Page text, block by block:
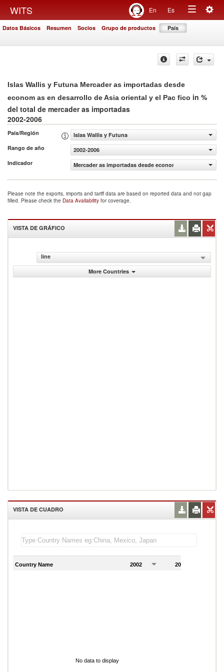
WITS En Es
Toggle
Datos Básicos Resumen Socios Grupo de productos País
Islas Wallis y Futuna Mercader as importadas desde
econom as en desarrollo de Asia oriental y el Pac fico in %
del total de mercader as importadas
2002-2006
País/Región
Islas Wallis y Futuna
Rango de año
2002-2006
Indicador
Mercader as importadas desde econom as en
Please note the exports, imports and tariff data are based on reported data and not gap
filled. Please check the Data Availability for coverage.
VISTA DE GRÁFICO
line
More Countries
VISTA DE CUADRO
Country Name 2002 2003
No data to display